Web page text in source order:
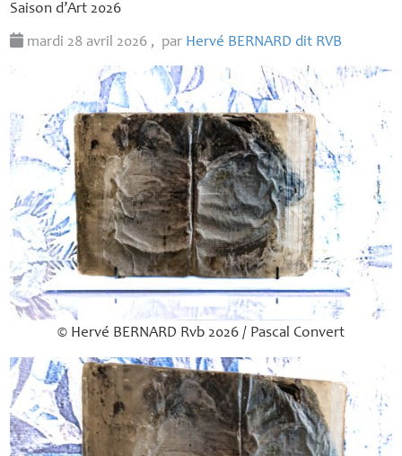
Saison d’Art 2026
mardi 28 avril 2026 , par Hervé BERNARD dit RVB
© Hervé BERNARD Rvb 2026 / Pascal Convert